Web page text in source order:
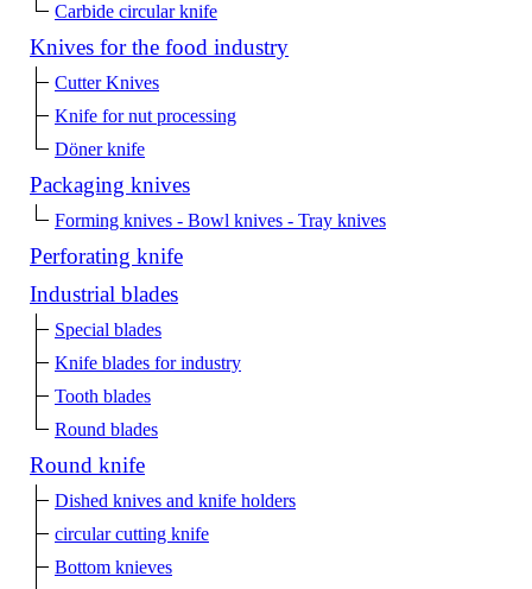
Carbide circular knife
Knives for the food industry
Cutter Knives
Knife for nut processing
Döner knife
Packaging knives
Forming knives - Bowl knives - Tray knives
Perforating knife
Industrial blades
Special blades
Knife blades for industry
Tooth blades
Round blades
Round knife
Dished knives and knife holders
circular cutting knife
Bottom knieves